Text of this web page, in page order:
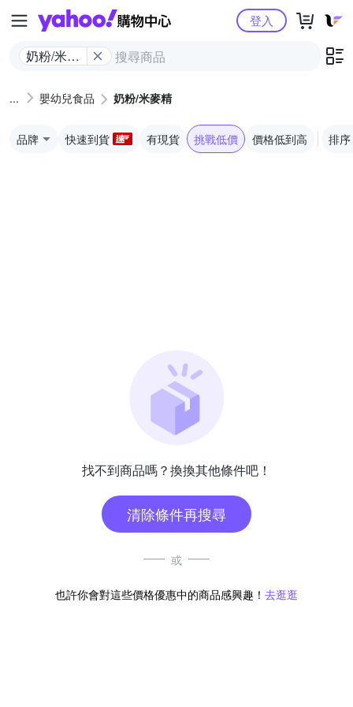
Yahoo購物中心
奶粉/米麥
登入
嬰幼兒食品 奶粉/米麥精
品牌 快速到貨 有現貨 挑戰低價 價格低到高 排序
找不到商品嗎？換換其他條件吧！
清除條件再搜尋
或
也許你會對這些價格優惠中的商品感興趣！ 去逛逛